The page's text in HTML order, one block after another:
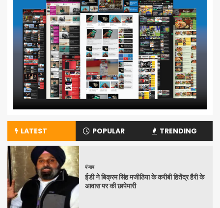
LATEST POPULAR TRENDING
पंजाब
ईडी ने बिक्रम सिंह मजीठिया के करीबी हितेंद्र हैरी के
आवास पर की छापेमारी